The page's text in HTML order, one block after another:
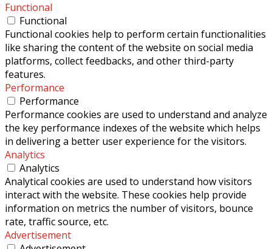
Functional
Functional
Functional cookies help to perform certain functionalities
like sharing the content of the website on social media
platforms, collect feedbacks, and other third-party
features.
Performance
Performance
Performance cookies are used to understand and analyze
the key performance indexes of the website which helps
in delivering a better user experience for the visitors.
Analytics
Analytics
Analytical cookies are used to understand how visitors
interact with the website. These cookies help provide
information on metrics the number of visitors, bounce
rate, traffic source, etc.
Advertisement